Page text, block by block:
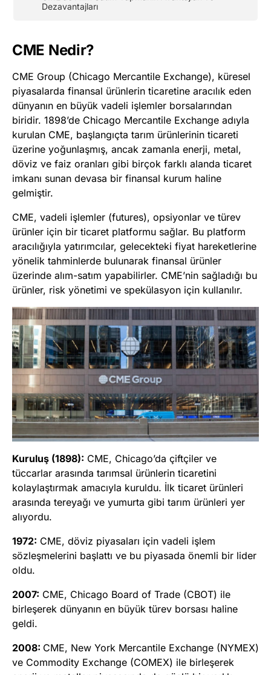
Dezavantajları
CME Nedir?
CME Group (Chicago Mercantile Exchange), küresel
piyasalarda finansal ürünlerin ticaretine aracılık eden
dünyanın en büyük vadeli işlemler borsalarından
biridir. 1898’de Chicago Mercantile Exchange adıyla
kurulan CME, başlangıçta tarım ürünlerinin ticareti
üzerine yoğunlaşmış, ancak zamanla enerji, metal,
döviz ve faiz oranları gibi birçok farklı alanda ticaret
imkanı sunan devasa bir finansal kurum haline
gelmiştir.
CME, vadeli işlemler (futures), opsiyonlar ve türev
ürünler için bir ticaret platformu sağlar. Bu platform
aracılığıyla yatırımcılar, gelecekteki fiyat hareketlerine
yönelik tahminlerde bulunarak finansal ürünler
üzerinde alım-satım yapabilirler. CME’nin sağladığı bu
ürünler, risk yönetimi ve spekülasyon için kullanılır.
Kuruluş (1898): CME, Chicago’da çiftçiler ve
tüccarlar arasında tarımsal ürünlerin ticaretini
kolaylaştırmak amacıyla kuruldu. İlk ticaret ürünleri
arasında tereyağı ve yumurta gibi tarım ürünleri yer
alıyordu.
1972: CME, döviz piyasaları için vadeli işlem
sözleşmelerini başlattı ve bu piyasada önemli bir lider
oldu.
2007: CME, Chicago Board of Trade (CBOT) ile
birleşerek dünyanın en büyük türev borsası haline
geldi.
2008: CME, New York Mercantile Exchange (NYMEX)
ve Commodity Exchange (COMEX) ile birleşerek